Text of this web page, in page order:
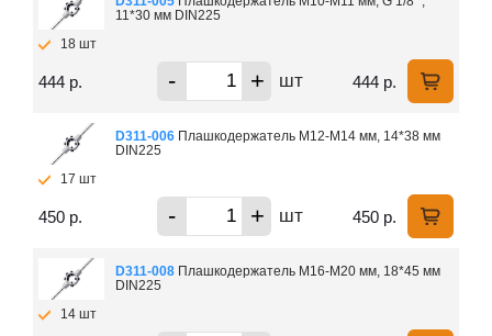
11*30 мм DIN225
18 шт
444 р. - + шт 444 р.
D311-006 Плашкодержатель М12-М14 мм, 14*38 мм
DIN225
17 шт
450 р. - + шт 450 р.
D311-008 Плашкодержатель М16-М20 мм, 18*45 мм
DIN225
14 шт